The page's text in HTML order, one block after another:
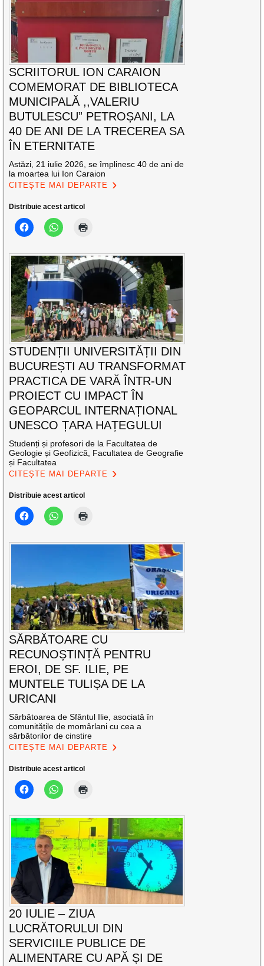
SCRIITORUL ION CARAION
COMEMORAT DE BIBLIOTECA
MUNICIPALĂ ,,VALERIU
BUTULESCU” PETROȘANI, LA
40 DE ANI DE LA TRECEREA SA
ÎN ETERNITATE
Astăzi, 21 iulie 2026, se împlinesc 40 de ani de
la moartea lui Ion Caraion
CITEȘTE MAI DEPARTE
Distribuie acest articol
STUDENȚII UNIVERSITĂȚII DIN
BUCUREȘTI AU TRANSFORMAT
PRACTICA DE VARĂ ÎNTR-UN
PROIECT CU IMPACT ÎN
GEOPARCUL INTERNAȚIONAL
UNESCO ȚARA HAȚEGULUI
Studenți și profesori de la Facultatea de
Geologie și Geofizică, Facultatea de Geografie
și Facultatea
CITEȘTE MAI DEPARTE
Distribuie acest articol
SĂRBĂTOARE CU
RECUNOȘTINȚĂ PENTRU
EROI, DE SF. ILIE, PE
MUNTELE TULIȘA DE LA
URICANI
Sărbătoarea de Sfântul Ilie, asociată în
comunitățile de momârlani cu cea a
sărbătorilor de cinstire
CITEȘTE MAI DEPARTE
Distribuie acest articol
20 IULIE – ZIUA
LUCRĂTORULUI DIN
SERVICIILE PUBLICE DE
ALIMENTARE CU APĂ ȘI DE